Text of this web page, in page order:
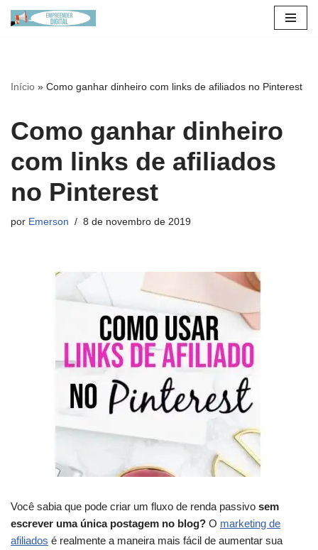
conteúdo
Início » Como ganhar dinheiro com links de afiliados no Pinterest
Como ganhar dinheiro
com links de afiliados
no Pinterest
por Emerson 8 de novembro de 2019
Você sabia que pode criar um fluxo de renda passivo sem
escrever uma única postagem no blog? O marketing de
afiliados é realmente a maneira mais fácil de aumentar sua